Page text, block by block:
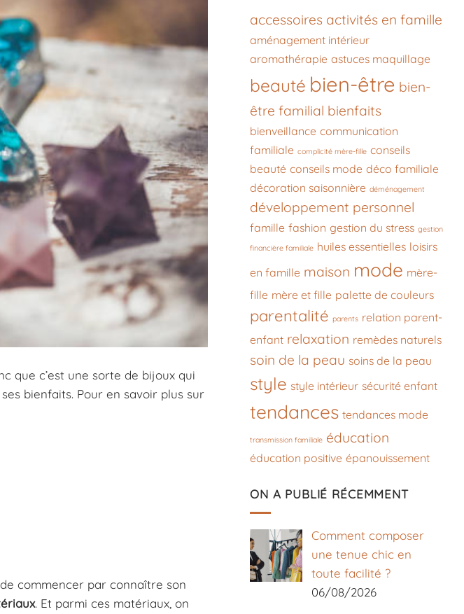
que c’est une sorte de bijoux qui
bienfaits. Pour en savoir plus sur
commencer par connaître son
. Et parmi ces matériaux, on
accessoires activités en famille
aménagement intérieur
aromathérapie astuces maquillage
beauté bien-être bien-
être familial bienfaits
bienveillance communication
familiale complicité mère-fille conseils
beauté conseils mode déco familiale
décoration saisonnière déménagement
développement personnel
famille fashion gestion du stress gestion
financière familiale huiles essentielles loisirs
en famille maison mode mère-
fille mère et fille palette de couleurs
parentalité parents relation parent-
enfant relaxation remèdes naturels
soin de la peau soins de la peau
style style intérieur sécurité enfant
tendances tendances mode
transmission familiale éducation
éducation positive épanouissement
ON A PUBLIÉ RÉCEMMENT
Comment composer
une tenue chic en
toute facilité ?
06/08/2026